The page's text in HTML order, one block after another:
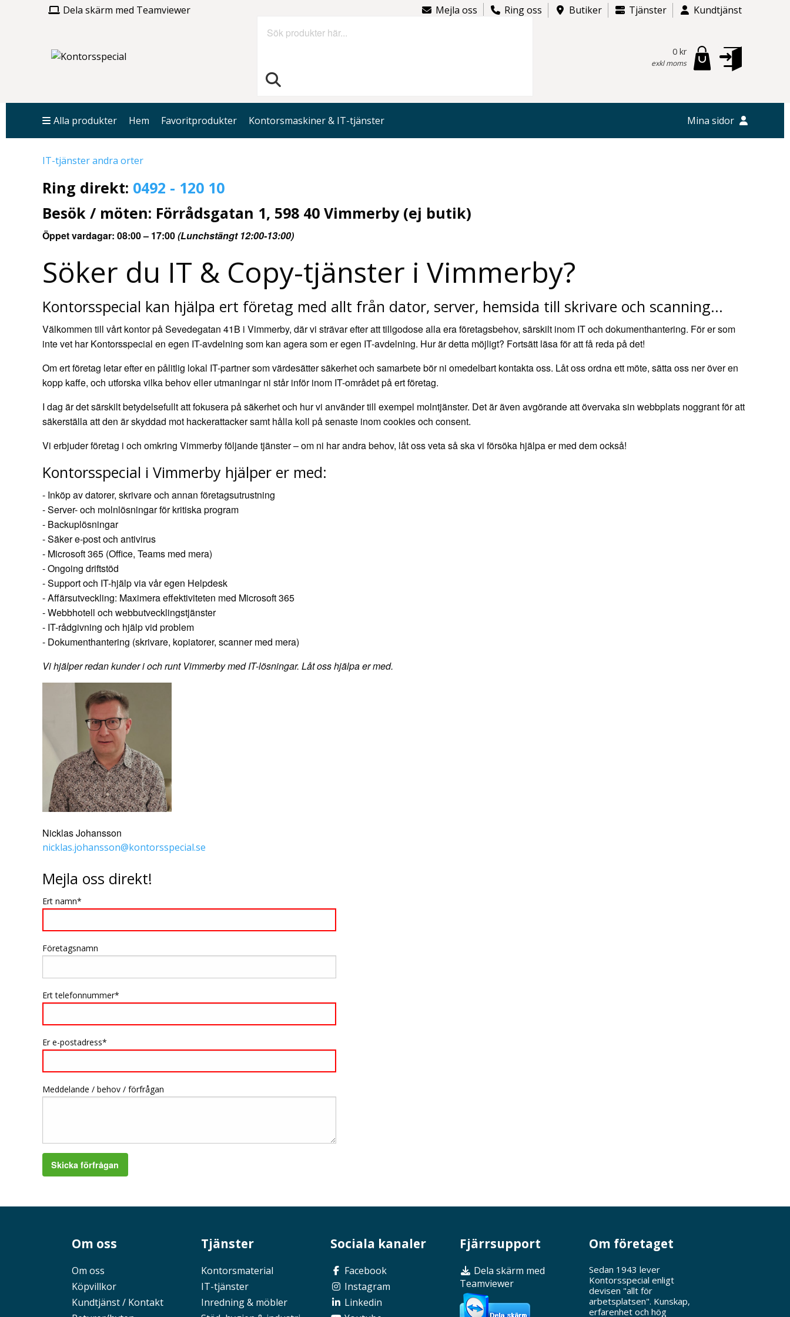
Mejla oss Ring oss Butiker Tjänster Kundtjänst
Dela skärm med Teamviewer
0 kr
exkl moms
Sök
Alla produkter Hem Favoritprodukter Kontorsmaskiner & IT-tjänster Mina sidor
IT-tjänster andra orter
Ring direkt: 0492 - 120 10
Besök / möten: Förrådsgatan 1, 598 40 Vimmerby (ej butik)
Öppet vardagar: 08:00 – 17:00(Lunchstängt 12:00-13:00)
Söker du IT & Copy-tjänster i Vimmerby?
Kontorsspecial kan hjälpa ert företag med allt från dator, server, hemsida till skrivare och scanning...
Välkommen till vårt kontor på Sevedegatan 41B i Vimmerby, där vi strävar efter att tillgodose alla era företagsbehov, särskilt inom IT och dokumenthantering. För er som
inte vet har Kontorsspecial en egen IT-avdelning som kan agera som er egen IT-avdelning. Hur är detta möjligt? Fortsätt läsa för att få reda på det!
Om ert företag letar efter en pålitlig lokal IT-partner som värdesätter säkerhet och samarbete bör ni omedelbart kontakta oss. Låt oss ordna ett möte, sätta oss ner över en
kopp kaffe, och utforska vilka behov eller utmaningar ni står inför inom IT-området på ert företag.
I dag är det särskilt betydelsefullt att fokusera på säkerhet och hur vi använder till exempel molntjänster. Det är även avgörande att övervaka sin webbplats noggrant för att
säkerställa att den är skyddad mot hackerattacker samt hålla koll på senaste inom cookies och consent.
Vi erbjuder företag i och omkring Vimmerby följande tjänster – om ni har andra behov, låt oss veta så ska vi försöka hjälpa er med dem också!
Kontorsspecial i Vimmerby hjälper er med:
- Inköp av datorer, skrivare och annan företagsutrustning
- Server- och molnlösningar för kritiska program
- Backuplösningar
- Säker e-post och antivirus
- Microsoft 365 (Office, Teams med mera)
- Ongoing driftstöd
- Support och IT-hjälp via vår egen Helpdesk
- Affärsutveckling: Maximera effektiviteten med Microsoft 365
- Webbhotell och webbutvecklingstjänster
- IT-rådgivning och hjälp vid problem
- Dokumenthantering (skrivare, kopiatorer, scanner med mera)
Vi hjälper redan kunder i och runt Vimmerby med IT-lösningar. Låt oss hjälpa er med.
Nicklas Johansson
nicklas.johansson@kontorsspecial.se
Mejla oss direkt!
Ert namn
Företagsnamn
Ert telefonnummer
Er e-postadress
Meddelande / behov / förfrågan
Skicka förfrågan
Om oss
Om oss
Köpvillkor
Kundtjänst / Kontakt
Tjänster
Kontorsmaterial
IT-tjänster
Inredning & möbler
Sociala kanaler
Facebook
Instagram
Linkedin
Fjärrsupport
Dela skärm med
Teamviewer
Om företaget
Sedan 1943 lever
Kontorsspecial enligt
devisen "allt för
arbetsplatsen". Kunskap,
erfarenhet och hög